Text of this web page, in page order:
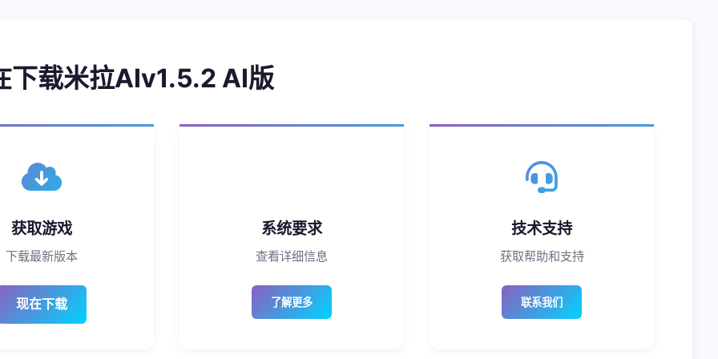
载米拉AIv1.5.2 AI版
获取游戏
下载最新版本
现在下载
系统要求
查看详细信息
了解更多
技术支持
获取帮助和支持
联系我们